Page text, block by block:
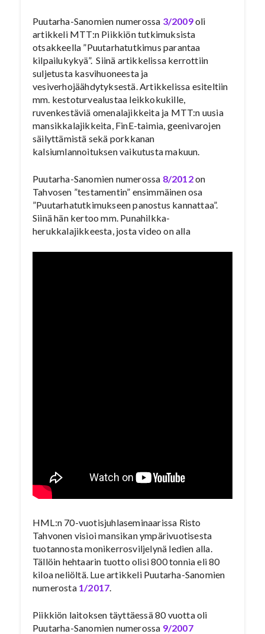
Puutarha-Sanomien numerossa 3/2009oli
artikkeli MTT:n Piikkiön tutkimuksista
otsakkeella ”Puutarhatutkimus parantaa
kilpailukykyä”. Siinä artikkelissa kerrottiin
suljetusta kasvihuoneesta ja
vesiverhojäähdytyksestä. Artikkelissa esiteltiin
mm. kestoturvealustaa leikkokukille,
ruvenkestäviä omenalajikkeita ja MTT:n uusia
mansikkalajikkeita, FinE-taimia, geenivarojen
säilyttämistä sekä porkkanan
kalsiumlannoituksen vaikutusta makuun.
Puutarha-Sanomien numerossa 8/2012on
Tahvosen ”testamentin” ensimmäinen osa
”Puutarhatutkimukseen panostus kannattaa”.
Siinä hän kertoo mm. Punahilkka-
herukkalajikkeesta, josta video on alla
HML:n 70-vuotisjuhlaseminaarissa Risto
Tahvonen visioi mansikan ympärivuotisesta
tuotannosta monikerrosviljelynä ledien alla.
Tällöin hehtaarin tuotto olisi 800 tonnia eli 80
kiloa neliöltä. Lue artikkeli Puutarha-Sanomien
numerosta 1/2017.
Piikkiön laitoksen täyttäessä 80 vuotta oli
Puutarha-Sanomien numerossa 9/2007